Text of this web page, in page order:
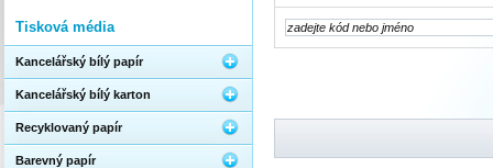
Tisková média
Kancelářský bílý papír
Kancelářský bílý karton
Recyklovaný papír
Barevný papír